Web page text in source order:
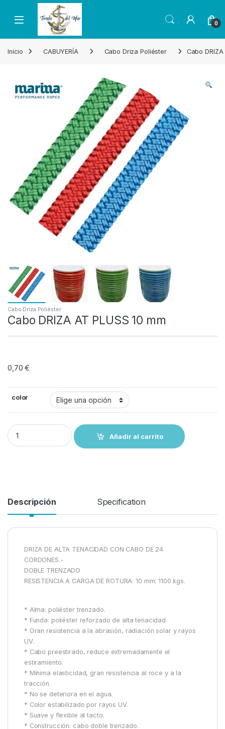
Skip to navigation
Skip to content
Open 0
Inicio CABUYERÍA Cabo Driza Poliéster Cabo DRIZA
Cabo Driza Poliéster
Cabo DRIZA AT PLUSS 10 mm
0,70€
color
Cabo DRIZA AT PLUSS 10 mm quantity
Añadir al carrito
Descripción Specification
DRIZA DE ALTA TENACIDAD CON CABO DE 24
CORDONES.-
DOBLE TRENZADO
RESISTENCIA A CARGA DE ROTURA: 10 mm: 1100 kgs.
* Alma: poliéster trenzado.
* Funda: poliéster reforzado de alta tenacidad.
* Gran resistencia a la abrasión, radiación solar y rayos
UV.
* Cabo preestirado, reduce extremadamente el
estiramiento.
* Mínima elasticidad, gran resistencia al roce y a la
tracción.
* No se deteriora en el agua.
* Color estabilizado por rayos UV.
* Suave y flexible al tacto.
* Construcción: cabo doble trenzado.